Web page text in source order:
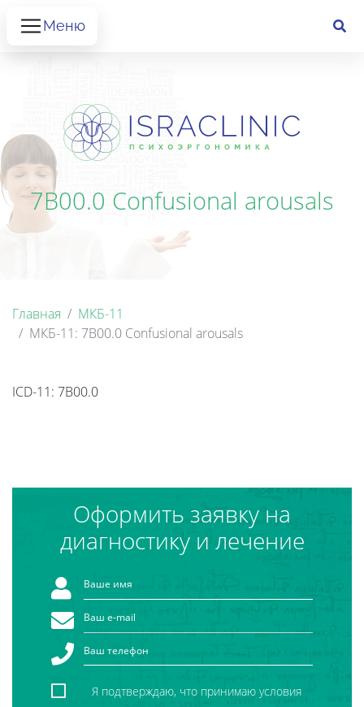
Меню
7B00.0 Confusional arousals
Главная
МКБ-11
МКБ-11: 7B00.0 Confusional arousals
ICD-11: 7B00.0
Оформить заявку на
диагностику и лечение
Я подтверждаю, что принимаю условия